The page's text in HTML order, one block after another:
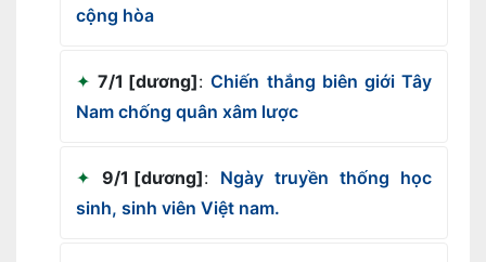
cộng hòa
7/1 [dương]: Chiến thắng biên giới Tây
Nam chống quân xâm lược
9/1 [dương]: Ngày truyền thống học
sinh, sinh viên Việt nam.